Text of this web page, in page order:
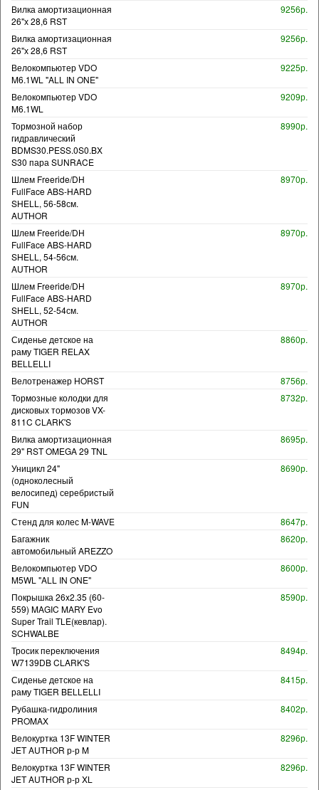
Вилка амортизационная
26"х 28,6 RST
9256р.
Вилка амортизационная
26"х 28,6 RST
9256р.
Велокомпьютер VDO
M6.1WL "ALL IN ONE"
9225р.
Велокомпьютер VDO
M6.1WL
9209р.
Тормозной набор
гидравлический
BDMS30.PESS.0S0.BX
S30 пара SUNRACE
8990р.
Шлем Freeride/DH
FullFace ABS-HARD
SHELL, 56-58см.
AUTHOR
8970р.
Шлем Freeride/DH
FullFace ABS-HARD
SHELL, 54-56см.
AUTHOR
8970р.
Шлем Freeride/DH
FullFace ABS-HARD
SHELL, 52-54см.
AUTHOR
8970р.
Сиденье детское на
раму TIGER RELAX
BELLELLI
8860р.
Велотренажер HORST
8756р.
Тормозные колодки для
дисковых тормозов VX-
811C CLARK'S
8732р.
Вилка амортизационная
29" RST OMEGA 29 TNL
8695р.
Уницикл 24"
(одноколесный
велосипед) серебристый
FUN
8690р.
Стенд для колес M-WAVE
8647р.
Багажник
автомобильный AREZZO
8620р.
Велокомпьютер VDO
M5WL "ALL IN ONE"
8600р.
Покрышка 26x2.35 (60-
559) MAGIC MARY Evo
Super Trail TLE(кевлар).
SCHWALBE
8590р.
Тросик переключения
W7139DB CLARK'S
8494р.
Сиденье детское на
раму TIGER BELLELLI
8415р.
Рубашка-гидролиния
PROMAX
8402р.
Велокуртка 13F WINTER
JET AUTHOR р-р M
8296р.
Велокуртка 13F WINTER
JET AUTHOR р-р XL
8296р.